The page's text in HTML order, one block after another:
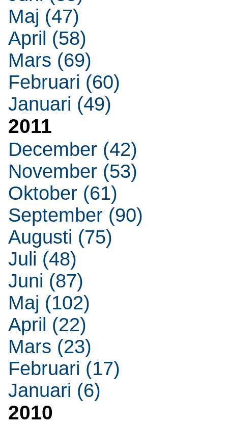
Maj (47)
April (58)
Mars (69)
Februari (60)
Januari (49)
2011
December (42)
November (53)
Oktober (61)
September (90)
Augusti (75)
Juli (48)
Juni (87)
Maj (102)
April (22)
Mars (23)
Februari (17)
Januari (6)
2010